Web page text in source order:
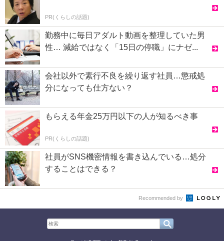
PR(くらしの話題)
勤務中に毎日アダルト動画を整理していた男
性… 減給ではなく「15日の停職」にナゼ...
会社以外で素行不良を繰り返す社員…懲戒処
分になっても仕方ない？
もらえる年金25万円以下の人が知るべき事
PR(くらしの話題)
社員がSNS機密情報を書き込んでいる…処分
することはできる？
Recommended by